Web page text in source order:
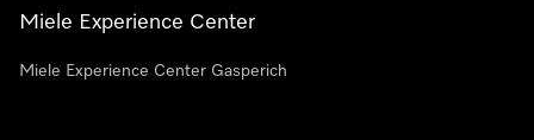
Miele Experience Center
Miele Experience Center Gasperich